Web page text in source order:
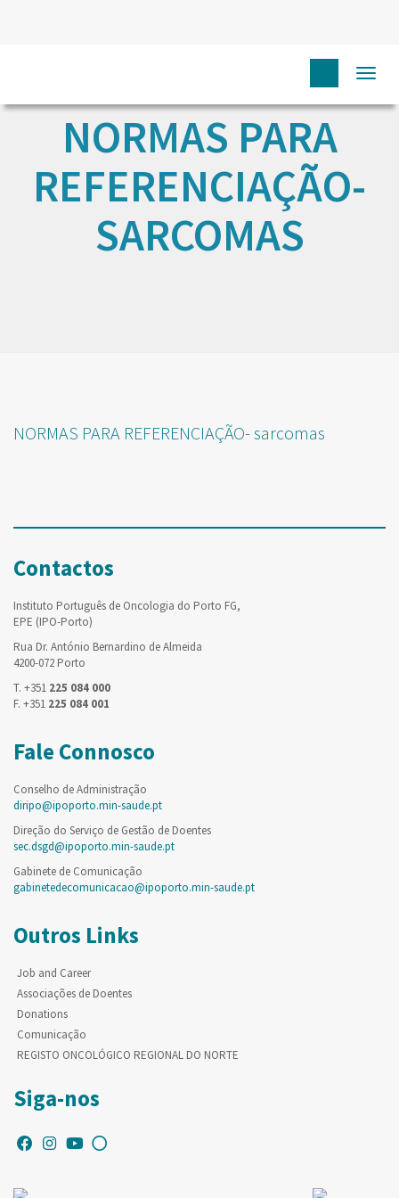
NORMAS PARA
REFERENCIAÇÃO-
SARCOMAS
NORMAS PARA REFERENCIAÇÃO- sarcomas
Contactos
Instituto Português de Oncologia do Porto FG,
EPE (IPO-Porto)
Rua Dr. António Bernardino de Almeida
4200-072 Porto
T. +351 225 084 000
F. +351 225 084 001
Fale Connosco
Conselho de Administração
diripo@ipoporto.min-saude.pt
Direção do Serviço de Gestão de Doentes
sec.dsgd@ipoporto.min-saude.pt
Gabinete de Comunicação
gabinetedecomunicacao@ipoporto.min-saude.pt
Outros Links
Job and Career
Associações de Doentes
Donations
Comunicação
REGISTO ONCOLÓGICO REGIONAL DO NORTE
Siga-nos